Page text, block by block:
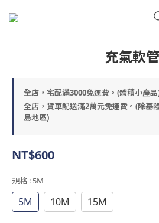
充氣軟管
全店，宅配滿3000免運費。(體積小產
全店，貨車配送滿2萬元免運費。(除基
島地區)
NT$600
規格 : 5M
5M 10M 15M